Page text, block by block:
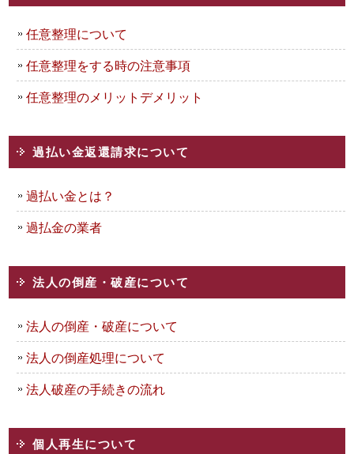
任意整理について
任意整理をする時の注意事項
任意整理のメリットデメリット
過払い金返還請求について
過払い金とは？
過払金の業者
法人の倒産・破産について
法人の倒産・破産について
法人の倒産処理について
法人破産の手続きの流れ
個人再生について